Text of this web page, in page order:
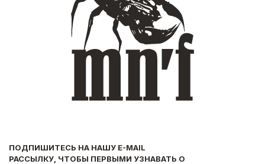
ПОДПИШИТЕСЬ НА НАШУ E-MAIL
РАССЫЛКУ, ЧТОБЫ ПЕРВЫМИ УЗНАВАТЬ О